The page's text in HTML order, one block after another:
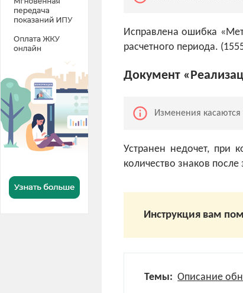
Исправлена ошибка
расчетного периода.
Документ
info_outline Изменения касаются
Устранен недочет, при
количество знаков после
Инструкция вам
Темы: Описание